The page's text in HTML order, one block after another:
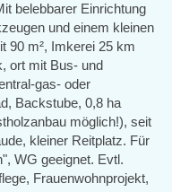
belebbarer Einrichtung
und einem kleinen
90 m², Imkerei 25 km
ort mit Bus- und
gas- oder
Backstube, 0,8 ha
möglich!), seit
kleiner Reitplatz. Für
WG geeignet. Evtl.
Frauenwohnprojekt,